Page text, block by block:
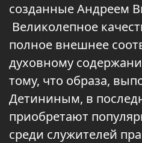
созданные Андреем
Великолепное
полное внешнее
духовному
тому, что образа,
Детининым, в
приобретают
среди служителей